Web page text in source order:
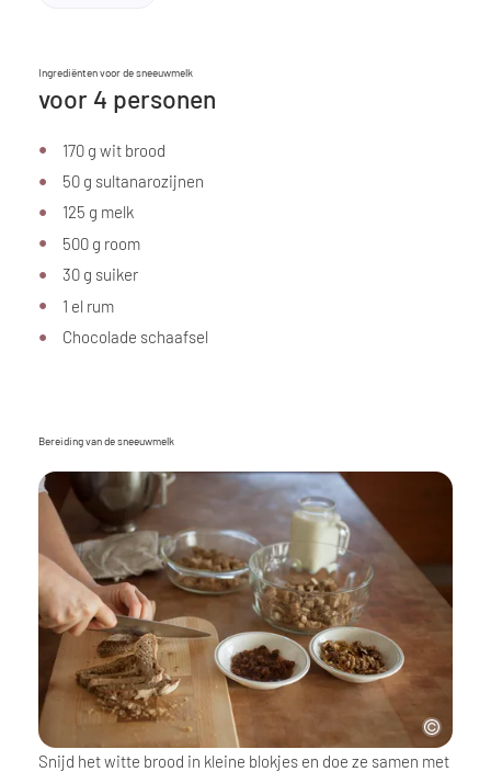
Ingrediënten voor de sneeuwmelk
voor 4 personen
170 g wit brood
50 g sultanarozijnen
125 g melk
500 g room
30 g suiker
1 el rum
Chocolade schaafsel
Bereiding van de sneeuwmelk
Snijd het witte brood in kleine blokjes en doe ze samen met